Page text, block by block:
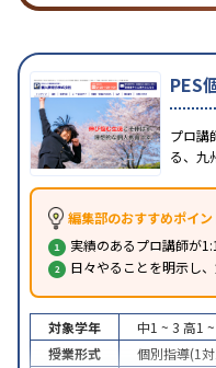
PES
プロ講
る、九
編集部のおすすめポイン
実績のあるプロ講師が
日々やることを明示し
対象学年 中1 ~ 3 高1
授業形式
個別指導(1